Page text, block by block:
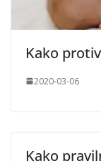
Kako
2020-03-06
Kako